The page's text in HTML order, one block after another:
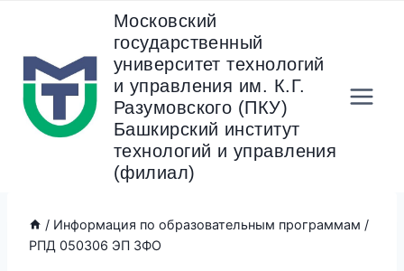
содержанию
Московский
государственный
университет технологий
и управления им. К.Г.
Разумовского (ПКУ)
Башкирский институт
технологий и управления
(филиал)
/ Информация по образовательным программам /
РПД 050306 ЭП ЗФО